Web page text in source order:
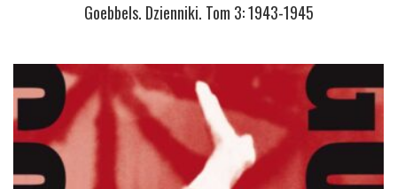
Goebbels. Dzienniki. Tom 3: 1943-1945